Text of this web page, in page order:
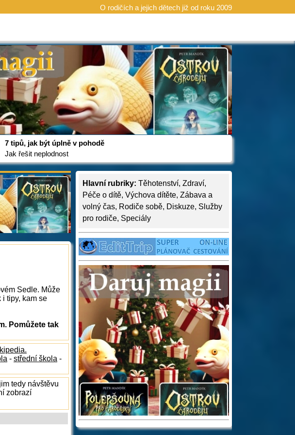
O rodičích a jejich dětech již od roku 2009
7 tipů, jak být úplně v pohodě
Jak řešit neplodnost
Hlavní rubriky: Těhotenství, Zdraví,
Péče o dítě, Výchova dítěte, Zábava a
volný čas, Rodiče sobě, Diskuze, Služby
pro rodiče, Speciály
Sedle. Může
tipy, kam se
Pomůžete tak
- střední škola -
tedy návštěvu
zobrazí